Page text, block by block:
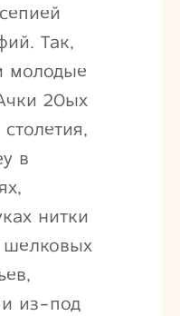
Так,
молодые
20ых
в
нитки
шелковых
из-под